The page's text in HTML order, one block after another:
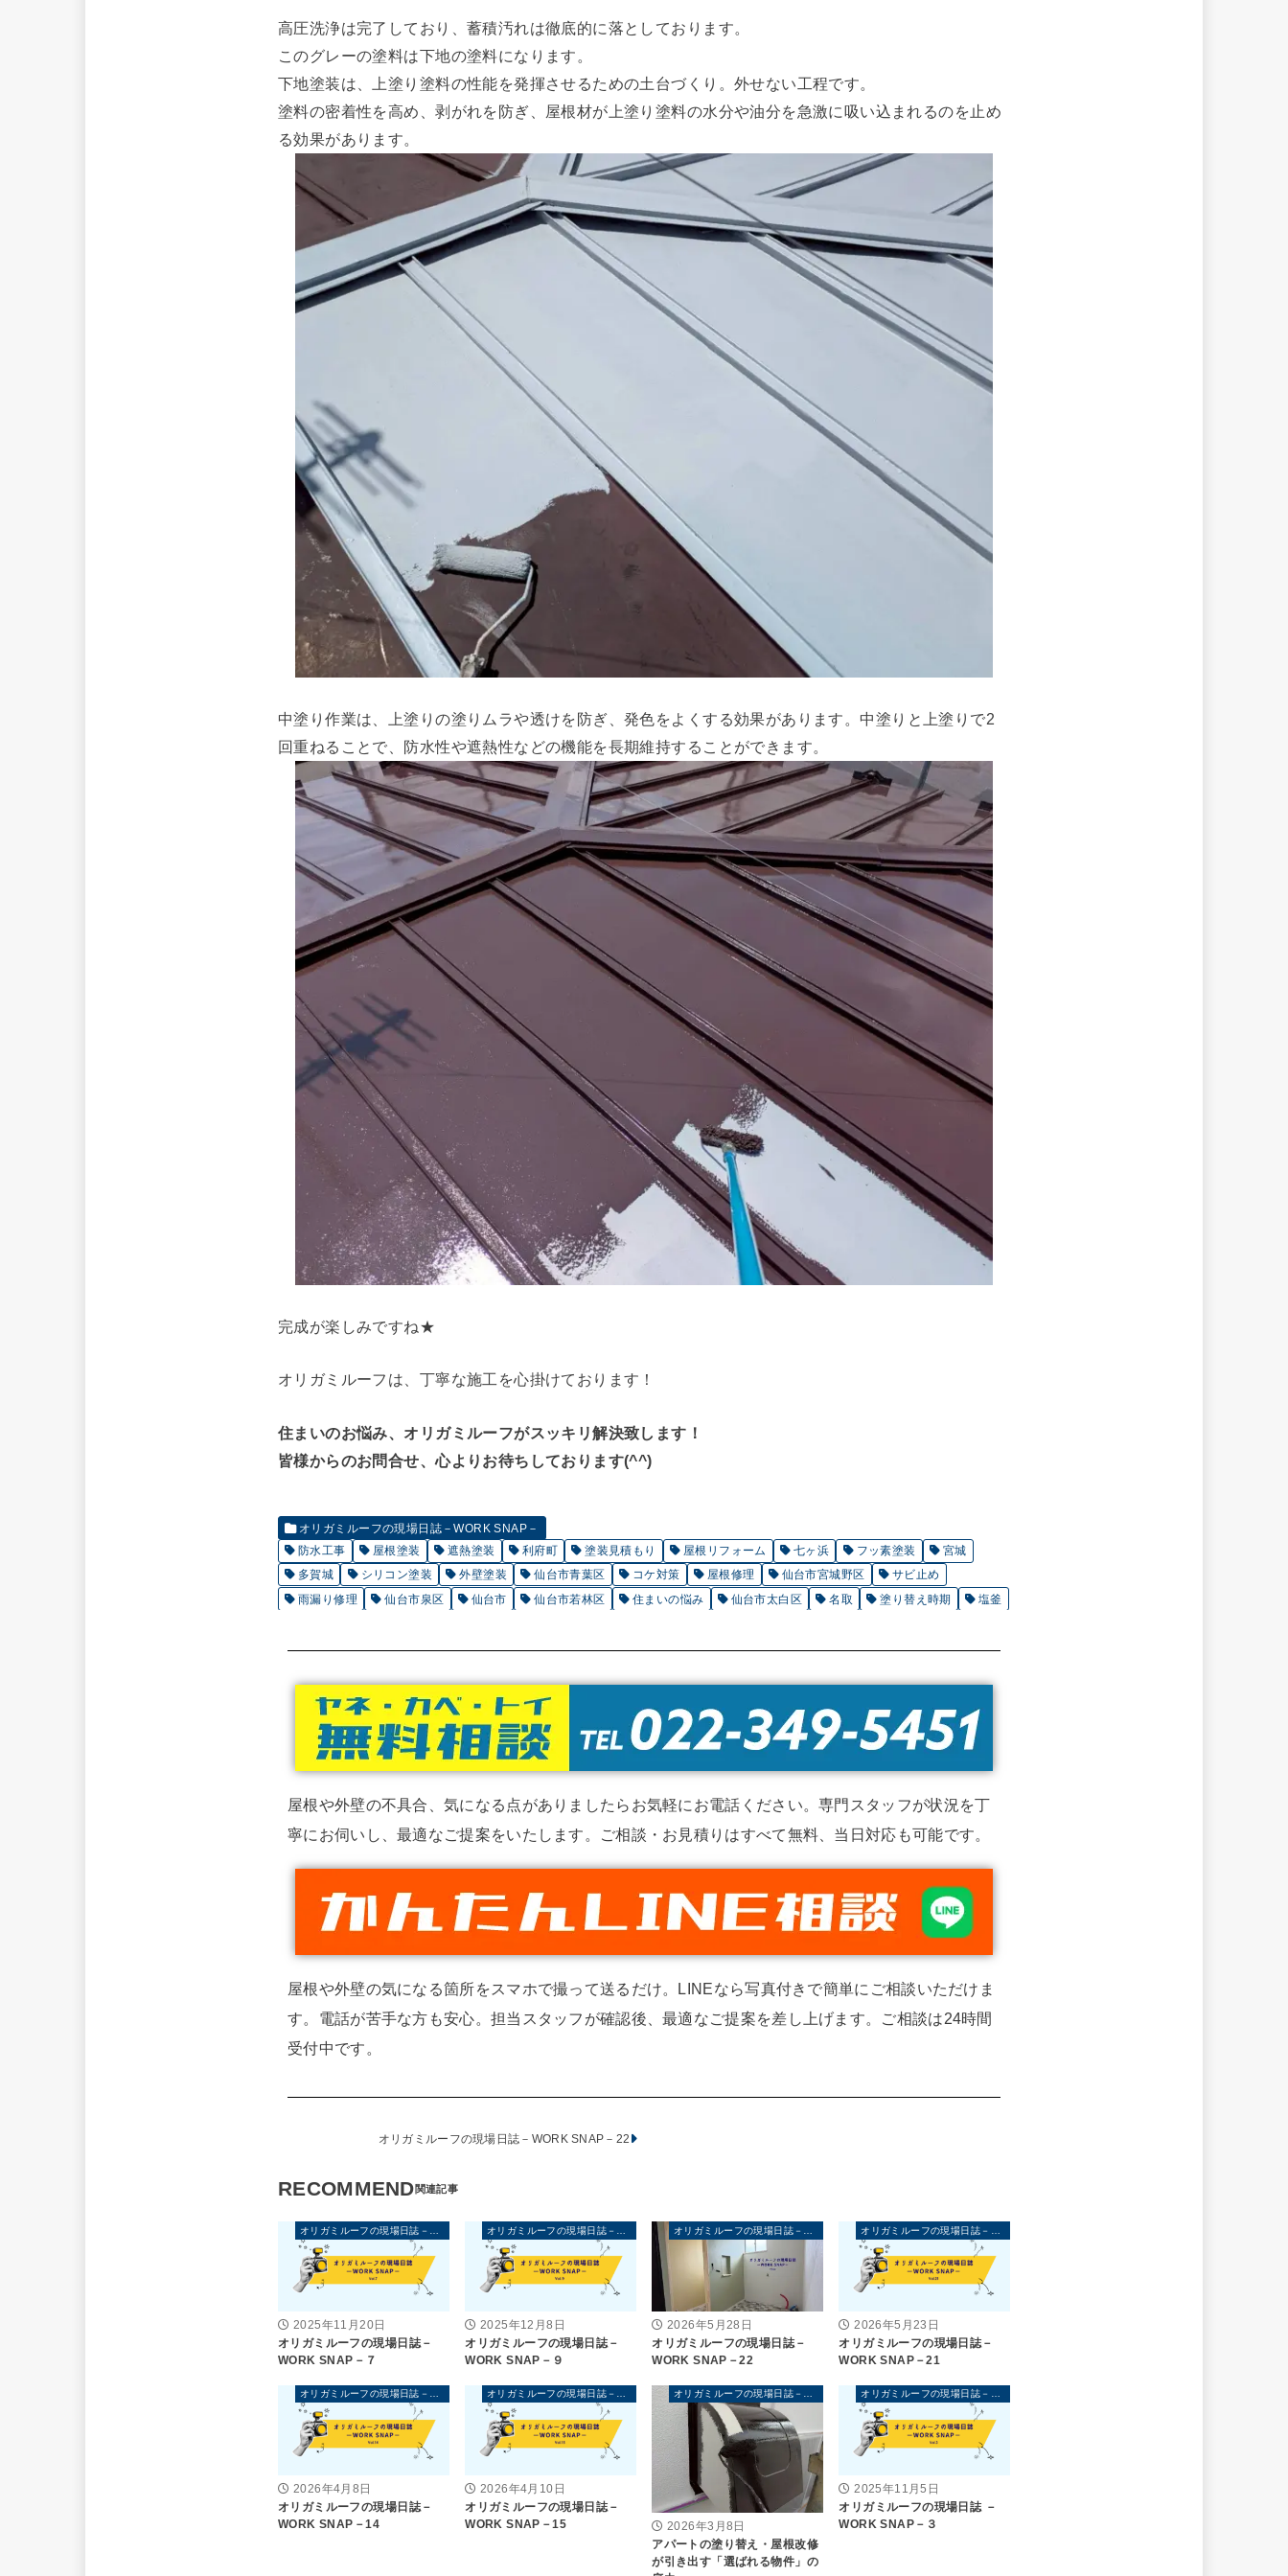
高圧洗浄は完了しており、蓄積汚れは徹底的に落としております。
このグレーの塗料は下地の塗料になります。
下地塗装は、上塗り塗料の性能を発揮させるための土台づくり。外せない工程です。
塗料の密着性を高め、剥がれを防ぎ、
屋根材が上塗り塗料の水分や油分を急激に吸い込まれるのを止め
る効果があります。
中塗り作業は、 上塗りの塗りムラや透けを防ぎ、発色をよくする効果があります。 中塗りと上塗りで2
回重ねることで、防水性や遮熱性などの機能を長期維持することができます。
完成が楽しみですね★
オリガミルーフは、丁寧な施工を心掛けております！
住まいのお悩み、オリガミルーフがスッキリ解決致します！
皆様からのお問合せ、心よりお待ちしております(^^)
オリガミルーフの現場日誌－WORK SNAP－
防水工事
屋根塗装 遮熱塗装 利府町 塗装見積もり 屋根リフォーム 七ヶ浜 フッ素塗装
宮城
多賀城
シリコン塗装 外壁塗装 仙台市青葉区 コケ対策 屋根修理 仙台市宮城野区
サビ止め
雨漏り修理
仙台市泉区 仙台市 仙台市若林区 住まいの悩み 仙台市太白区 名取 塗り替え時期 塩釜
屋根や外壁の不具合、気になる点がありましたらお気軽にお電話ください。専門スタッフが状況を丁
寧にお伺いし、最適なご提案をいたします。ご相談・お見積りはすべて無料、当日対応も可能です。
屋根や外壁の気になる箇所をスマホで撮って送るだけ。LINEなら写真付きで簡単にご相談いただけま
す。電話が苦手な方も安心。担当スタッフが確認後、最適なご提案を差し上げます。ご相談は24時間
受付中です。
オリガミルーフの現場日誌－WORK SNAP－22
RECOMMEND
2025年11月20日
オリガミルーフの現場日誌－
WORK SNAP－７
2025年12月8日
オリガミルーフの現場日誌－
WORK SNAP－９
2026年5月28日
オリガミルーフの現場日誌－
WORK SNAP－22
2026年5月23日
オリガミルーフの現場日誌－
WORK SNAP－21
オリガミルーフの現場日誌－WORK SNAP－
2026年4月8日
オリガミルーフの現場日誌－
WORK SNAP－14
オリガミルーフの現場日誌－WORK SNAP－
2026年4月10日
オリガミルーフの現場日誌－
WORK SNAP－15
オリガミルーフの現場日誌－WORK SNAP－
2026年3月8日
アパートの塗り替え・屋根改修
が引き出す「選ばれる物件」の
オリガミルーフの現場日誌－WORK SNAP－
2025年11月5日
オリガミルーフの現場日誌 －
WORK SNAP－３